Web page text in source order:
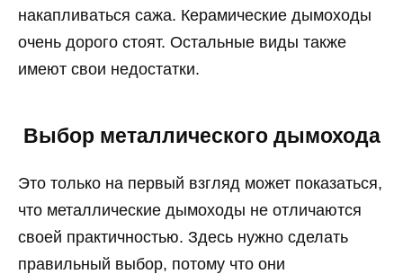
накапливаться сажа. Керамические дымоходы
очень дорого стоят. Остальные виды также
имеют свои недостатки.
Выбор металлического дымохода
Это только на первый взгляд может показаться,
что металлические дымоходы не отличаются
своей практичностью. Здесь нужно сделать
правильный выбор, потому что они